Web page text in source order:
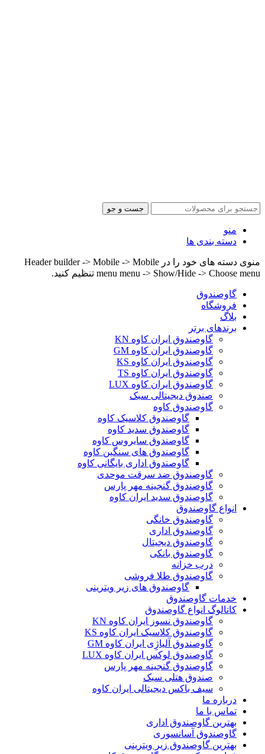
جست و جو
منو
دسته بندی ها
منوی دسته های خود را در Header builder -> Mobile -> Mobile
menu menu -> Show/Hide -> Choose menu تنظیم کنید.
گاوصندوق
فروشگاه
بلاگ
برندهای برتر
گاوصندوق ایران کاوه KN
گاوصندوق ایران کاوه GM
گاوصندوق ایران کاوه KS
گاوصندوق ایران کاوه TS
گاوصندوق ایران کاوه LUX
صندوق دیجیتالی سبک
گاوصندوق کاوه
گاوصندوق کلاسیک کاوه
گاوصندوق سدید کاوه
گاوصندوق سایروس کاوه
گاوصندوق های سنگین کاوه
گاوصندوق اداری بایگانی کاوه
گاوصندوق ضد سرقت موحدی
گاوصندوق گنجینه مهر پارس
گاوصندوق سدید ایران کاوه
انواع گاوصندوق
گاوصندوق خانگی
گاوصندوق اداری
گاوصندوق دیجیتال
گاوصندوق بانکی
درب خزانه
گاوصندوق طلا فروشی
گاوصندوق های زیر ویترینی
خدمات گاوصندوق
کاتالوگ انواع گاوصندوق
گاوصندوق نسوز ایران کاوه KN
گاوصندوق کلاسیک ایران کاوه KS
گاوصندوق آلیاژِی ایران کاوه GM
گاوصندوق لوکس ایران کاوه LUX
گاوصندوق گنجینه مهر پارس
صندوق هتلی سبک
سیف باکس دیجیتالی ایران کاوه
درباره ما
تماس با ما
بهترین گاوصندوق اداری
گاوصندوق آسانسوری
بهترین گاوصندوق زیر ویترینی